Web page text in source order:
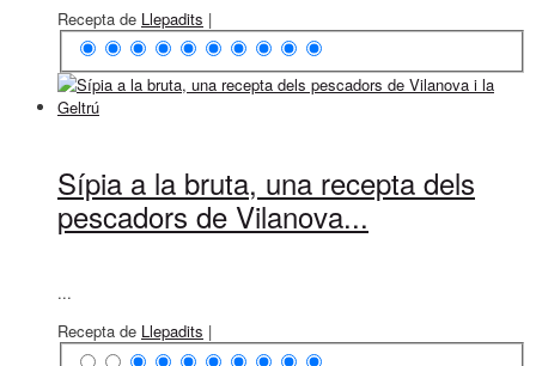
Recepta de Llepadits |
Sípia a la bruta, una recepta dels
pescadors de Vilanova...
...
Recepta de Llepadits |